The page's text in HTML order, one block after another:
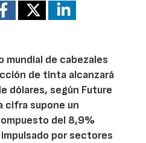
mundial de cabezales
de tinta alcanzará
dólares, según Future
cifra supone un
del 8,9%
por sectores